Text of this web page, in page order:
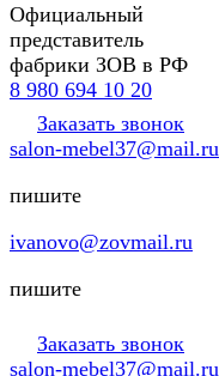
Официальный
представитель
фабрики ЗОВ в РФ
8 980 694 10 20
Заказать звонок
salon-mebel37@mail.ru
пишите
ivanovo@zovmail.ru
пишите
Заказать звонок
salon-mebel37@mail.ru